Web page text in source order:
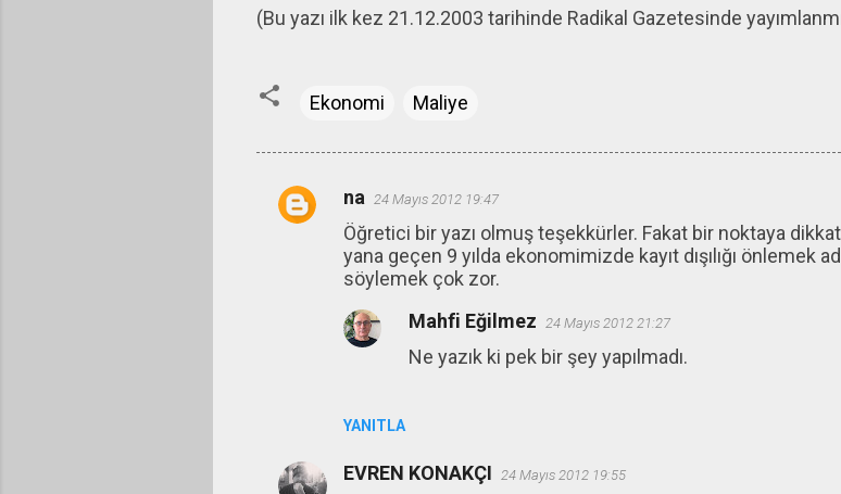
(Bu yazı ilk kez 21.12.2003 tarihinde Radikal Gazetesinde
Ekonomi Maliye
Y
na 24 Mayıs 2012 19:47
Öğretici bir yazı olmuş teşekkürler. Fakat bir noktaya
yana geçen 9 yılda ekonomimizde kayıt dışılığı önlemek
söylemek çok zor.
YANITLA
Mahfi Eğilmez 24 Mayıs 2012 21:27
Ne yazık ki pek bir şey yapılmadı.
EVREN KONAKÇI 24 Mayıs 2012 19:55